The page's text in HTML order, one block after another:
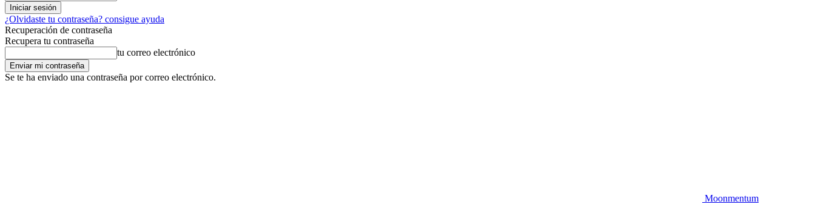
¿Olvidaste tu contraseña? consigue ayuda
Recuperación de contraseña
Recupera tu contraseña
tu correo electrónico
Se te ha enviado una contraseña por correo electrónico.
Moonmentum